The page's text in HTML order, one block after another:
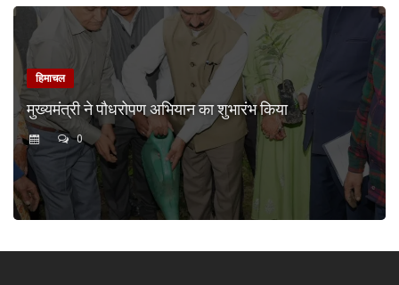
हिमाचल
मुख्यमंत्री ने पौधरोपण अभियान का शुभारंभ किया
0